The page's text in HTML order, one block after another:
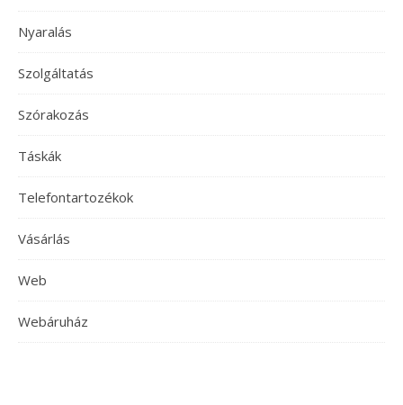
Nyaralás
Szolgáltatás
Szórakozás
Táskák
Telefontartozékok
Vásárlás
Web
Webáruház